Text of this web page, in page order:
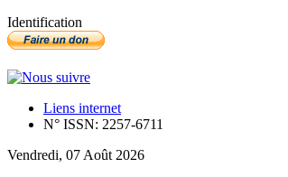
Identification
Liens internet
N° ISSN: 2257-6711
Vendredi, 07 Août 2026